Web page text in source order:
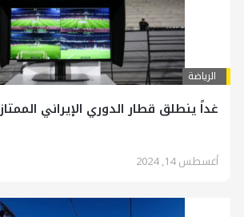
الرياضة
غداً ينطلق قطار الدوري الإيراني الممتاز
أغسطس 14, 2024